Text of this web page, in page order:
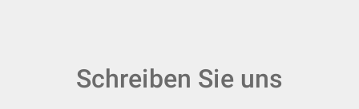
Schreiben Sie uns